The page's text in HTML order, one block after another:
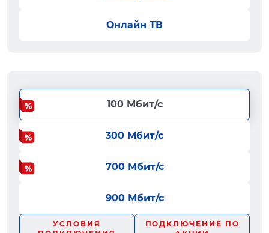
Онлайн ТВ
100 Мбит/с
300 Мбит/с
700 Мбит/с
900 Мбит/с
УСЛОВИЯ
ПОДКЛЮЧЕНИЕ ПО